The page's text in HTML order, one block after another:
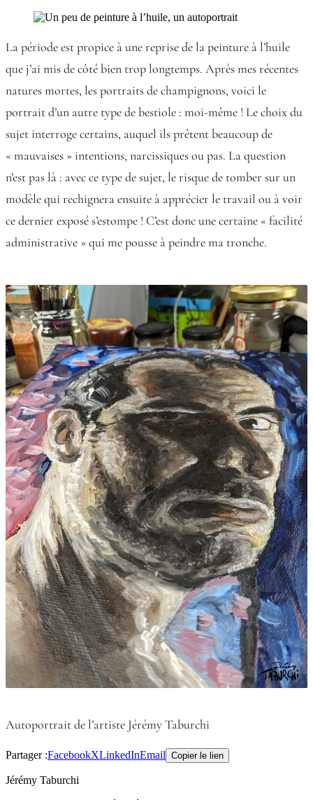
La période est propice à une reprise de la peinture à l’huile
que j’ai mis de côté bien trop longtemps. Après mes récentes
natures mortes, les portraits de champignons, voici le
portrait d’un autre type de bestiole : moi-même ! Le choix du
sujet interroge certains, auquel ils prêtent beaucoup de
« mauvaises » intentions, narcissiques ou pas. La question
n’est pas là : avec ce type de sujet, le risque de tomber sur un
modèle qui rechignera ensuite à apprécier le travail ou à voir
ce dernier exposé s’estompe ! C’est donc une certaine « facilité
administrative » qui me pousse à peindre ma tronche.
Autoportrait de l’artiste Jérémy Taburchi
Partager :FacebookXLinkedInEmail Copier le lien
Jérémy Taburchi